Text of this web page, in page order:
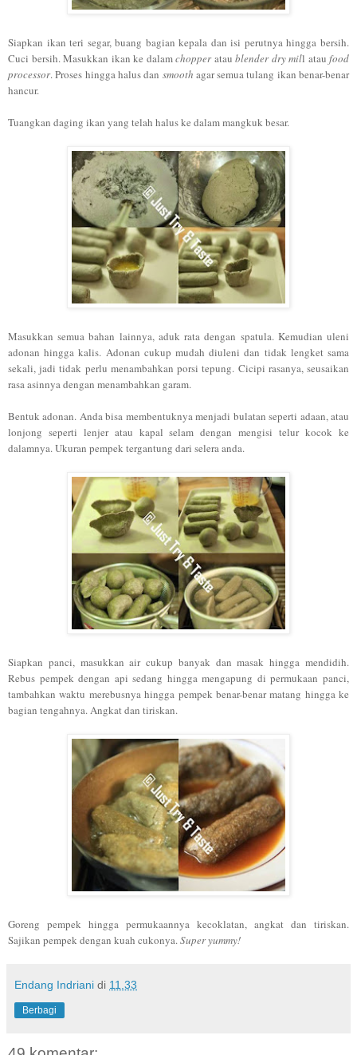
Siapkan ikan teri segar, buang bagian kepala dan isi perutnya hingga bersih.
Cuci bersih. Masukkan ikan ke dalamchopperatau blender dry mill atau food
processor. Proses hingga halus dan smooth agar semua tulang ikan benar-benar
hancur.
Tuangkan daging ikan yang telah halus ke dalam mangkuk besar.
Masukkan semua bahan lainnya, aduk rata dengan spatula. Kemudian uleni
adonan hingga kalis. Adonan cukup mudah diuleni dan tidak lengket sama
sekali, jadi tidak perlu menambahkan porsi tepung. Cicipi rasanya, seusaikan
rasa asinnya dengan menambahkan garam.
Bentuk adonan. Anda bisa membentuknya menjadi bulatan seperti adaan, atau
lonjong seperti lenjer atau kapal selam dengan mengisi telur kocok ke
dalamnya. Ukuran pempek tergantung dari selera anda.
Siapkan panci, masukkan air cukup banyak dan masak hingga mendidih.
Rebus pempek dengan api sedang hingga mengapung di permukaan panci,
tambahkan waktu merebusnya hingga pempek benar-benar matang hingga ke
bagian tengahnya. Angkat dan tiriskan.
Goreng pempek hingga permukaannya kecoklatan, angkat dan tiriskan.
Sajikan pempek dengan kuah cukonya.Super yummy!
Endang Indriani di 11.33
Berbagi